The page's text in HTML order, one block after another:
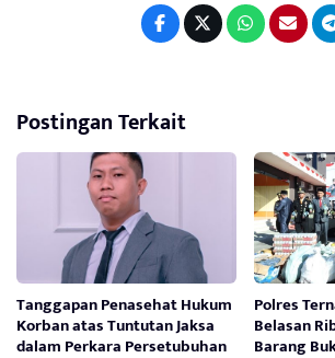
Postingan Terkait
Tanggapan Penasehat Hukum
Korban atas Tuntutan Jaksa
dalam Perkara Persetubuhan
Polres
Belasan
Barang